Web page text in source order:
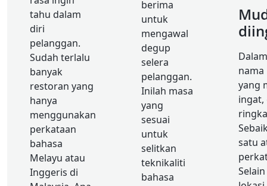
tahu dalam
diri
pelanggan.
Sudah terlalu
banyak
restoran yang
hanya
menggunakan
perkataan
bahasa
Melayu atau
Inggeris di
berima
untuk
mengawal
degup
selera
pelanggan.
Inilah masa
yang
sesuai
untuk
selitkan
teknikaliti
bahasa
yang
ingat,
satu